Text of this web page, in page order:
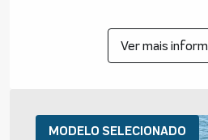
Ver mais
MODELO SELECIONADO